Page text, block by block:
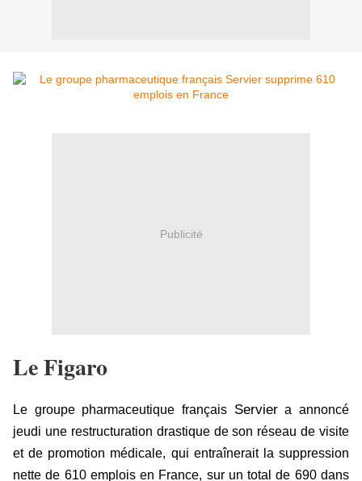
Publicité
Le Figaro
Le groupe pharmaceutique français Serviera annoncé
jeudi une restructuration drastique de son réseau de visite
et de promotion médicale, qui entraînerait la suppression
nette de 610 emplois en France, sur un total de 690 dans